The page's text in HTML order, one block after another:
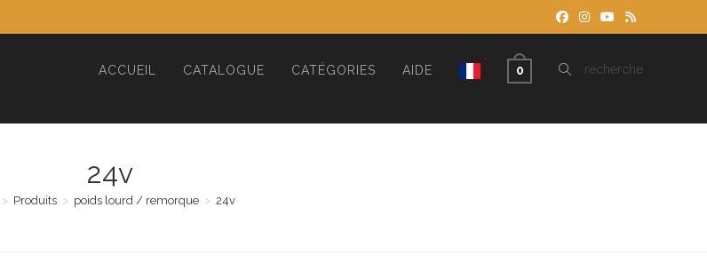
recherche
ACCUEIL CATALOGUE CATÉGORIES AIDE 0 TOGGLE
24v
> Produits > poids lourd / remorque > 24v